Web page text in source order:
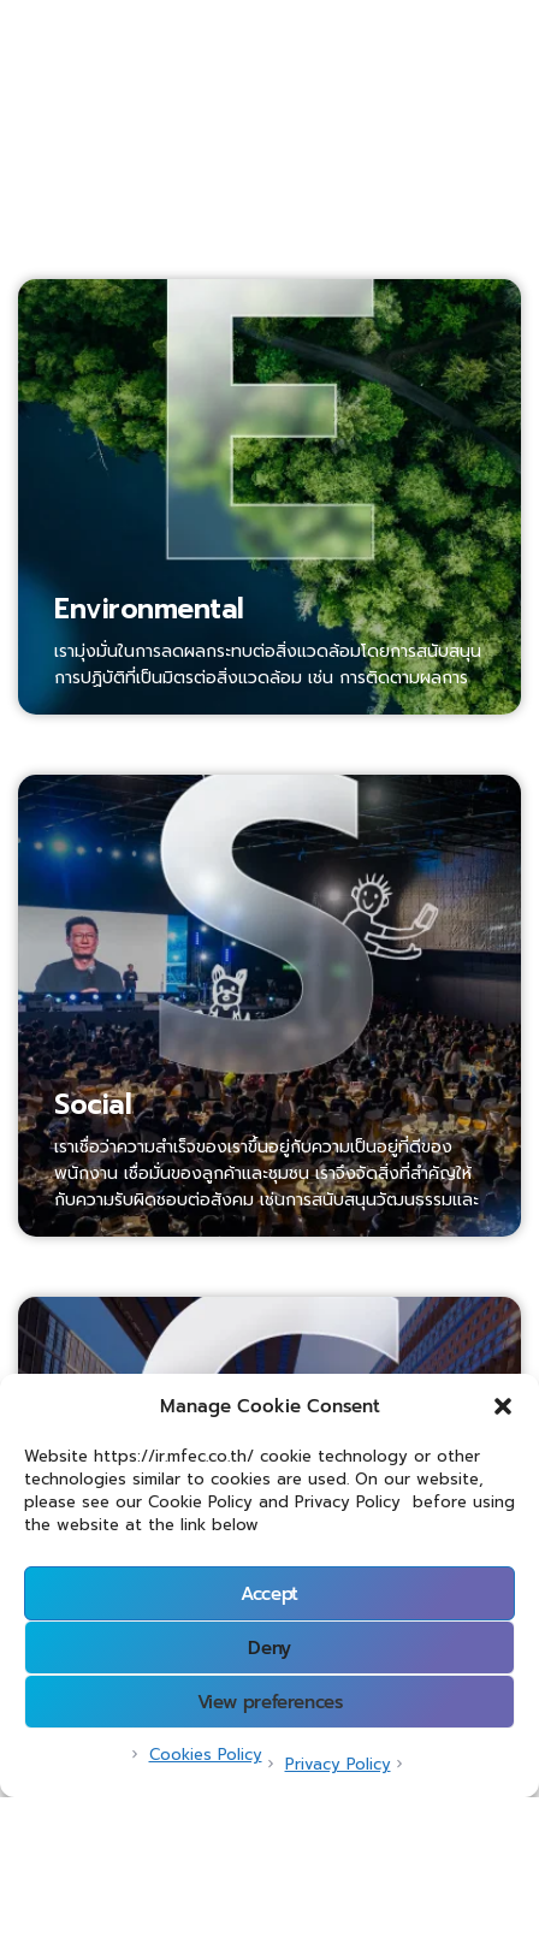
Manage Cookie Consent
Website https://ir.mfec.co.th/ cookie technology or other
technologies similar to cookies are used. On our website,
please see our Cookie Policy and Privacy Policy before using
the website at the link below
Accept
Deny
View preferences
Cookies Policy Privacy Policy
Environmental
เรามุ่งมั่นในการลดผลกระทบต่อสิ่งแวดล้อมโดยการสนับสนุน
การปฏิบัติที่เป็นมิตรต่อสิ่งแวดล้อม เช่น การติดตามผลการ
ลด Carbon Footprint พร้อมทั้งจัดการทรัพยากรอย่างมี
Social
เราเชื่อว่าความสำเร็จของเราขึ้นอยู่กับความเป็นอยู่ที่ดีของ
พนักงาน เชื่อมั่นของลูกค้าและชุมชน เราจึงจัดสิ่งที่สำคัญให้
กับความรับผิดชอบต่อสังคม เช่นการสนับสนุนวัฒนธรรมและ
การทำงานร่วมกันโดยมีจริยธรรมและความรับผิดชอบต่อ
Governance
เรายึดมาตรฐานการบริหารจัดการองค์กรที่สูงสุด เปิดเผย
ข้อมูลอย่างโปร่งใสและมีความรับผิดชอบต่อทุกกิจกรรมของ
เรา เรามุ่งหวังที่จะสร้างความสัมพันธ์ที่ดีกับผู้มีส่วนได้เสีย ไม่
ว่าจะเป็นนักลงทุน ลูกค้า หรือพันธมิตรทางธุรกิจ